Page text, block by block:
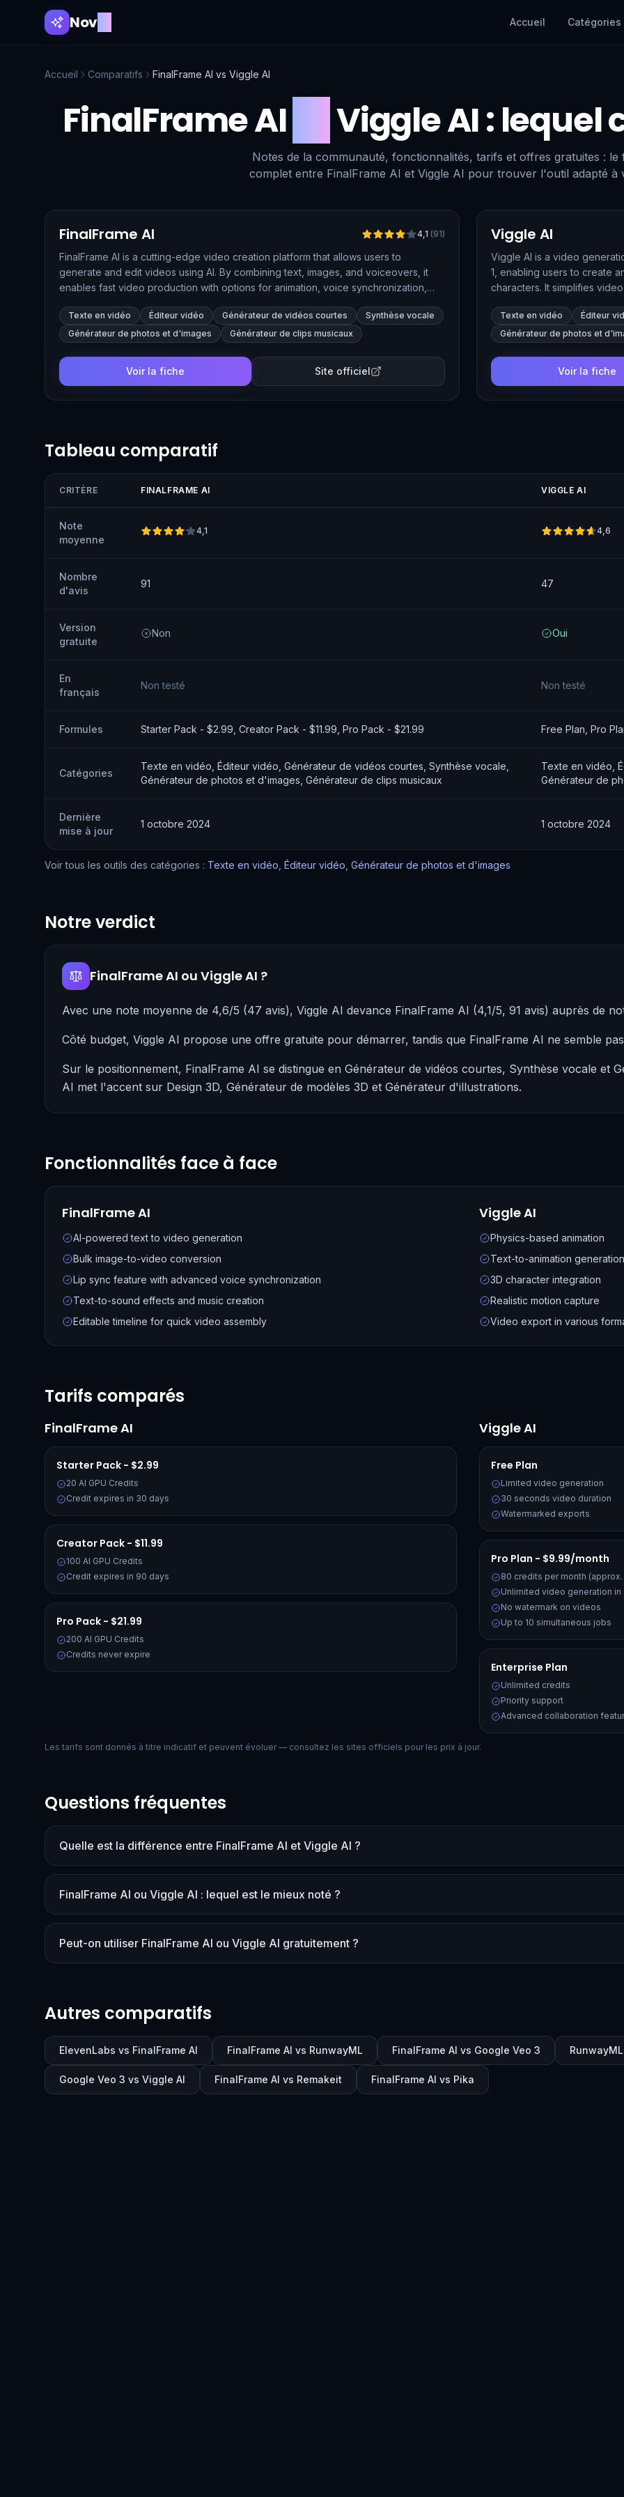
NovAI Accueil Catégories
Accueil Comparatifs FinalFrame AI vs Viggle AI
FinalFrame AI Viggle AI: lequel
Notes de la communauté, fonctionnalités, tarifs et offres gratuites : le
complet entre FinalFrame AI et Viggle AI pour trouver l'outil adapté à
FinalFrame AI 4,1 (91)
FinalFrame AI is a cutting-edge video creation platform that allows users to
generate and edit videos using AI. By combining text, images, and voiceovers, it
enables fast video production with options for animation, voice synchronization,
Texte en vidéo Éditeur vidéo Générateur de vidéos courtes
Synthèse vocale
Générateur de photos et d'images
Générateur de clips musicaux
Voir la fiche Site officiel
Viggle AI
Viggle AI is a video
1, enabling users to create
characters. It simplifies
Texte en vidéo Éditeur
Générateur de photos et
Voir la fiche
Tableau comparatif
CRITÈRE FINALFRAME AI VIGGLE AI
Note
moyenne
4,1 4,6
Nombre
d'avis
91 47
Version
gratuite
Non Oui
En
français
Non testé Non testé
Formules Starter Pack - $2.99, Creator Pack - $11.99, Pro Pack - $21.99 Free Plan, Pro
Catégories
Texte en vidéo, Éditeur vidéo, Générateur de vidéos courtes, Synthèse vocale,
Générateur de photos et d'images, Générateur de clips musicaux
Texte en vidéo,
Générateur de
Dernière
mise à jour
1 octobre 2024 1 octobre 2024
Voir tous les outils des catégories : Texte en vidéo Éditeur vidéo Générateur de photos et d'images
Notre verdict
FinalFrame AI ou Viggle AI ?
Avec une note moyenne de 4,6/5 (47 avis), Viggle AI devance FinalFrame AI (4,1/5, 91 avis) auprès de
Côté budget, Viggle AI propose une offre gratuite pour démarrer, tandis que FinalFrame AI ne semble
Sur le positionnement, FinalFrame AI se distingue en Générateur de vidéos courtes, Synthèse vocale et
AI met l'accent sur Design 3D, Générateur de modèles 3D et Générateur d'illustrations.
Fonctionnalités face à face
FinalFrame AI
AI-powered text to video generation
Bulk image-to-video conversion
Lip sync feature with advanced voice synchronization
Text-to-sound effects and music creation
Editable timeline for quick video assembly
Viggle AI
Physics-based animation
Text-to-animation generation
3D character integration
Realistic motion capture
Video export in various
Tarifs comparés
FinalFrame AI
Starter Pack - $2.99
20 AI GPU Credits
Credit expires in 30 days
Creator Pack - $11.99
100 AI GPU Credits
Credit expires in 90 days
Pro Pack - $21.99
200 AI GPU Credits
Credits never expire
Viggle AI
Free Plan
Limited video generation
30 seconds video duration
Watermarked exports
Pro Plan - $9.99/month
80 credits per month
Unlimited video generation
No watermark on videos
Up to 10 simultaneous jobs
Enterprise Plan
Unlimited credits
Priority support
Advanced collaboration
Les tarifs sont donnés à titre indicatif et peuvent évoluer — consultez les sites officiels pour les prix à jour.
Questions fréquentes
Quelle est la différence entre FinalFrame AI et Viggle AI ?
FinalFrame AI ou Viggle AI : lequel est le mieux noté ?
Peut-on utiliser FinalFrame AI ou Viggle AI gratuitement ?
Autres comparatifs
ElevenLabs vs FinalFrame AI FinalFrame AI vs RunwayML FinalFrame AI vs Google Veo 3
Google Veo 3 vs Viggle AI FinalFrame AI vs Remakeit FinalFrame AI vs Pika